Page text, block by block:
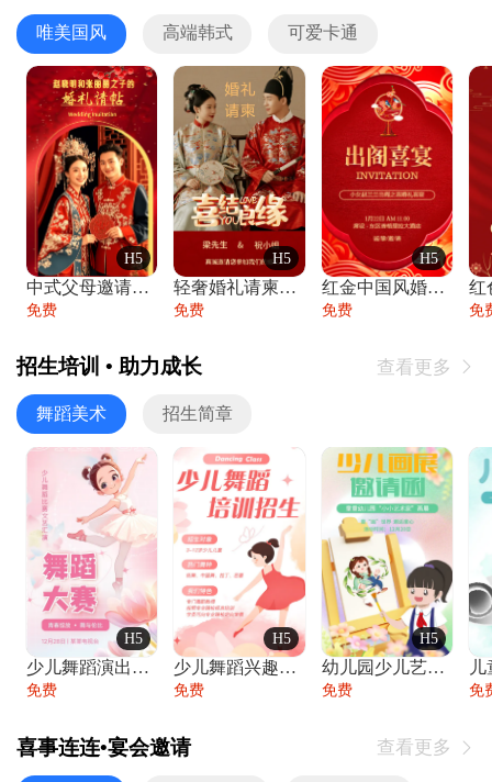
唯美国风 高端韩式 可爱卡通
H5
中式父母邀请函婚礼结婚请柬请贴父母邀请方
免费
H5
轻奢婚礼请柬婚礼邀请函结婚照请帖
免费
H5
红金中国风婚礼请柬出阁喜宴嫁女请帖出阁宴
免费 免
招生培训 • 助力成长 查看更多 
舞蹈美术 招生简章
H5
少儿舞蹈演出舞蹈比赛跳舞大赛文艺汇演活动
免费
H5
少儿舞蹈兴趣班艺术培训学校招生宣传
免费
H5
幼儿园少儿艺术展览绘画展摄影作品展美术展
免费 免
喜事连连•宴会邀请 查看更多 